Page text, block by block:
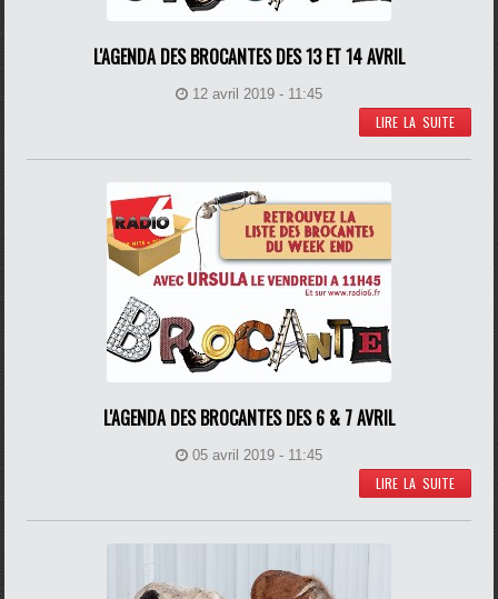
L'AGENDA DES BROCANTES DES 13 ET 14 AVRIL
12 avril 2019 - 11:45
LIRE LA SUITE
L'AGENDA DES BROCANTES DES 6 & 7 AVRIL
05 avril 2019 - 11:45
LIRE LA SUITE